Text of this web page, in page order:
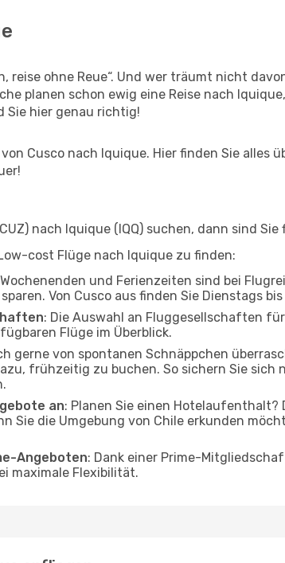
reise ohne Reue“. Und wer träumt nicht
planen schon ewig eine Reise nach
Sie hier genau richtig!
Cusco nach Iquique. Hier finden Sie alles
nach Iquique (IQQ) suchen, dann sind
cost Flüge nach Iquique zu finden:
und Ferienzeiten sind bei
Von Cusco aus finden Sie Dienstags
: Die Auswahl an Fluggesellschaften
Flüge im Überblick.
gerne von spontanen Schnäppchen
frühzeitig zu buchen. So sichern Sie sich
an: Planen Sie einen
Sie die Umgebung von Chile erkunden
Angeboten: Dank einer Prime-
maximale Flexibilität.